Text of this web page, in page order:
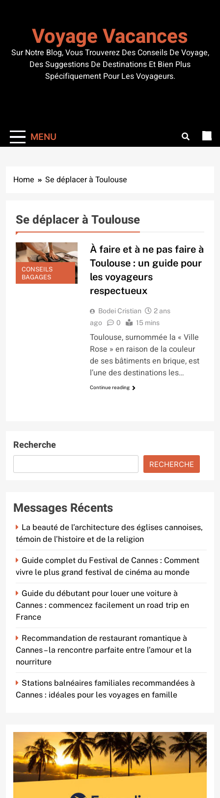
Voyage Vacances
Sur Notre Blog, Vous Trouverez Des Conseils De Voyage,
Des Suggestions De Destinations Et Bien Plus
Spécifiquement Pour Les Voyageurs.
MENU
Home Se déplacer à Toulouse
Se déplacer à Toulouse
CONSEILS
BAGAGES
À faire et à ne pas faire à
Toulouse : un guide pour
les voyageurs
respectueux
Bodei Cristian
2 ans
ago
0 15 mins
Toulouse, surnommée la « Ville
Rose » en raison de la couleur
de ses bâtiments en brique, est
l’une des destinations les…
Continue reading
Recherche
RECHERCHE
Messages Récents
La beauté de l’architecture des églises cannoises,
témoin de l’histoire et de la religion
Guide complet du Festival de Cannes : Comment
vivre le plus grand festival de cinéma au monde
Guide du débutant pour louer une voiture à
Cannes : commencez facilement un road trip en
France
Recommandation de restaurant romantique à
Cannes – la rencontre parfaite entre l’amour et la
nourriture
Stations balnéaires familiales recommandées à
Cannes : idéales pour les voyages en famille